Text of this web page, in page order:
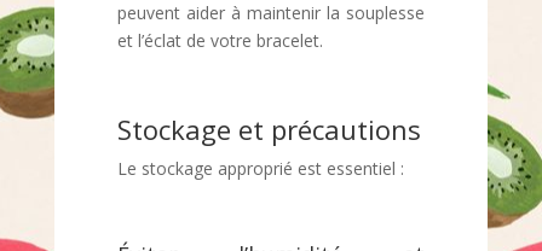
peuvent aider à maintenir la souplesse
et l’éclat de votre bracelet.
Stockage et précautions
Le stockage approprié est essentiel :